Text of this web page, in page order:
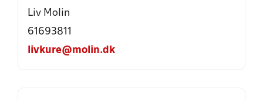
Liv Molin
61693811
livkure@molin.dk